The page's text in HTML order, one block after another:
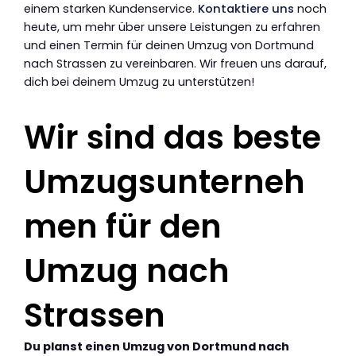
einem starken Kundenservice. Kontaktiere uns noch
heute, um mehr über unsere Leistungen zu erfahren
und einen Termin für deinen Umzug von Dortmund
nach Strassen zu vereinbaren. Wir freuen uns darauf,
dich bei deinem Umzug zu unterstützen!
Wir sind das beste
Umzugsunterneh
men für den
Umzug nach
Strassen
Du planst einen Umzug von Dortmund nach